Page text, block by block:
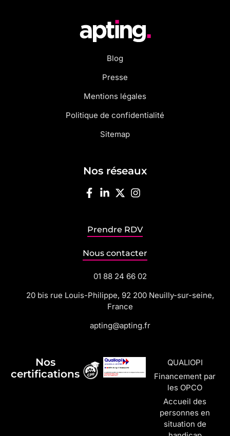
Blog
Presse
Mentions légales
Politique de confidentialité
Sitemap
Nos réseaux
Prendre RDV
Nous contacter
01 88 24 66 02
20 bis rue Louis-Philippe, 92 200 Neuilly-sur-seine,
France
apting@apting.fr
Nos
certifications
QUALIOPI
Financement par
les OPCO
Accueil des
personnes en
situation de